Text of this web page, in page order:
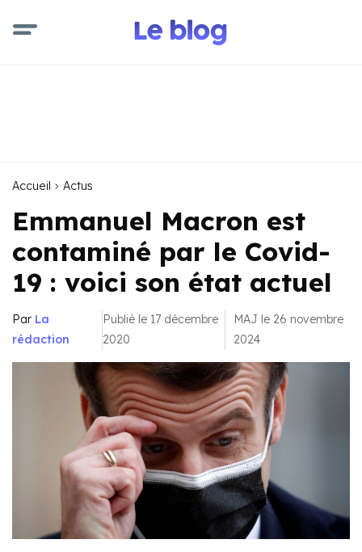
Accueil Actus
Emmanuel Macron est
contaminé par le Covid-
19 : voici son état actuel
Par La
rédaction
Publié le 17 décembre
2020
MAJ le 26 novembre
2024